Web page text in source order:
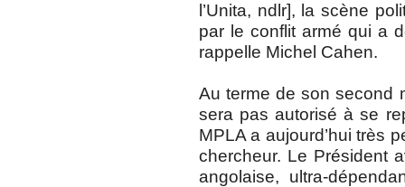
l’Unita, ndlr], la scène
par le conflit armé qui a
rappelle Michel Cahen.
Au terme de son second
sera pas autorisé à se
MPLA a aujourd’hui très
chercheur. Le Président
angolaise, ultra-